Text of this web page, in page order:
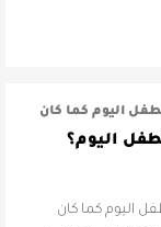
اليوم كما كان
اليوم؟
اليوم كما كان